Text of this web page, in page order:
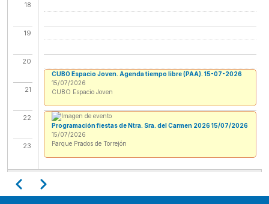
18
19
20
21
22
23
CUBO Espacio Joven. Agenda tiempo libre (PAA). 15-07-2026
15/07/2026
CUBO Espacio Joven
Programación fiestas de Ntra. Sra. del Carmen 2026 15/07/2026
15/07/2026
Parque Prados de Torrejón
Paginación
AnteriorSiguiente